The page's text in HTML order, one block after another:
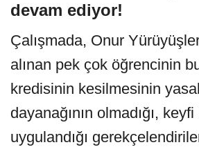
devam ediyor!
Çalışmada, Onur
alınan pek çok öğrencinin
kredisinin kesilmesinin
dayanağının olmadığı,
uygulandığı